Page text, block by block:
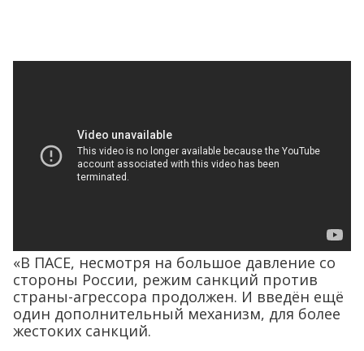
«В ПАСЕ, несмотря на большое давление со
стороны России, режим санкций против
страны-агрессора продолжен. И введён ещё
один дополнительный механизм, для более
жестоких санкций.